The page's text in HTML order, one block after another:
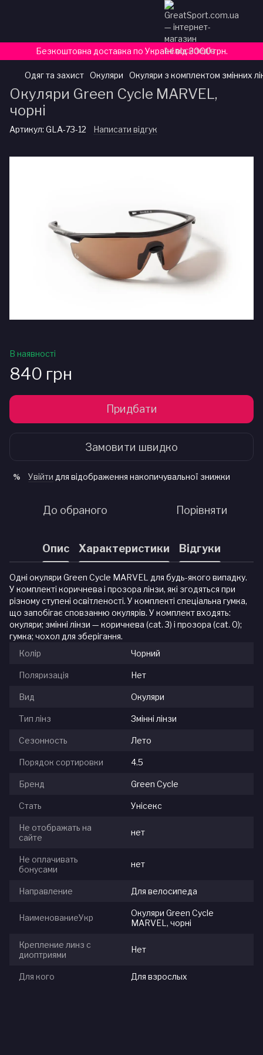
Безкоштовна доставка по Україні від 3000 грн.
Одяг та захист Окуляри Окуляри з комплектом змінних
Окуляри Green Cycle MARVEL,
чорні
Артикул: GLA-73-12 Написати відгук
В наявності
840 грн
Придбати
Замовити швидко
% Увійти для відображення накопичувальної знижки
До обраного Порівняти
Опис Характеристики Відгуки
Одні окуляри Green Cycle MARVEL для будь-якого випадку.
У комплекті коричнева і прозора лінзи, які згодяться при
різному ступені освітленості. У комплекті спеціальна гумка,
що запобігає сповзанню окулярів. У комплект входять:
окуляри; змінні лінзи — коричнева (cat. 3) і прозора (cat. 0);
гумка; чохол для зберігання.
Колір
Чорний
Поляризація Нет
Вид Окуляри
Тип лінз Змінні лінзи
Сезонность Лето
Порядок сортировки 4.5
Бренд Green Cycle
Стать Унісекс
Не отображать на
сайте
нет
Не оплачивать
бонусами
нет
Направление Для велосипеда
НаименованиеУкр
Окуляри Green Cycle
MARVEL, чорні
Крепление линз с
диоптриями
Нет
Для кого Для взрослых